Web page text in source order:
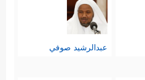
عبدالرشيد صوفي